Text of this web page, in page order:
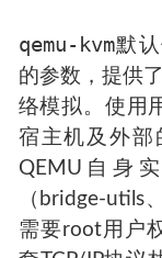
qemu-kvm默
的参数，提供
络模拟。使用
宿主机及外部
QEMU自身
（bridge-utils
需要root用户